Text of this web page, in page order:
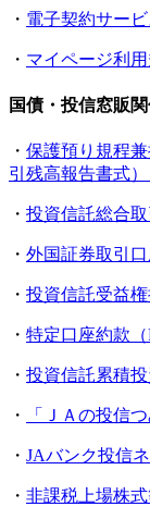
・ 電子契約サー
・ マイページ利
国債・投信窓販
・ 保護預り規程
引残高報告書式）
・ 投資信託総合取
・ 外国証券取引口
・ 投資信託受益権
・ 特定口座約款（
・ 投資信託累積投
・ 「ＪＡの投信
・ JAバンク投信
・ 非課税上場株